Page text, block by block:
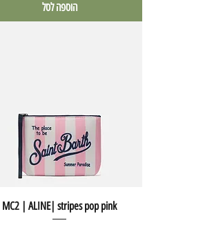
הוספה לסל
MC2 | ALINE| stripes pop pink